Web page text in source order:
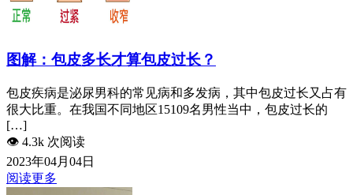
图解：包皮多长才算包皮过长？
包皮疾病是泌尿男科的常见病和多发病，其中包皮过长又占有
很大比重。在我国不同地区15109名男性当中，包皮过长的
[…]
👁️ 4.3k 次阅读
2023年04月04日
阅读更多